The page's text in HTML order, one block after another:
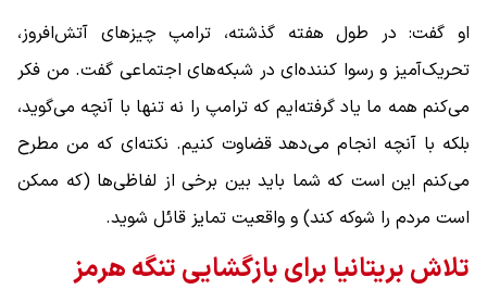
او گفت: در طول هفته گذشته، ترامپ چیزهای آتش‌افروز،
تحریک‌آمیز و رسوا کننده‌ای در شبکه‌های اجتماعی گفت. من فکر
می‌کنم همه ما یاد گرفته‌ایم که ترامپ را نه تنها با آنچه می‌گوید،
بلکه با آنچه انجام می‌دهد قضاوت کنیم. نکته‌ای که من مطرح
می‌کنم این است که شما باید بین برخی از لفاظی‌ها (که ممکن
است مردم را شوکه کند) و واقعیت تمایز قائل شوید.
تلاش بریتانیا برای بازگشایی تنگه هرمز